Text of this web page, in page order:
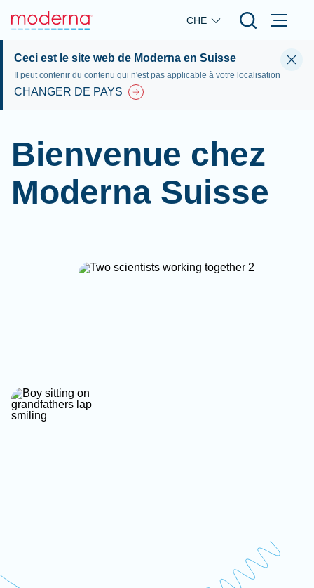
Skip to main content
CHE
Ceci est le site web de Moderna en Suisse
Il peut contenir du contenu qui n'est pas applicable à votre localisation
CHANGER DE PAYS
Bienvenue chez
Moderna Suisse